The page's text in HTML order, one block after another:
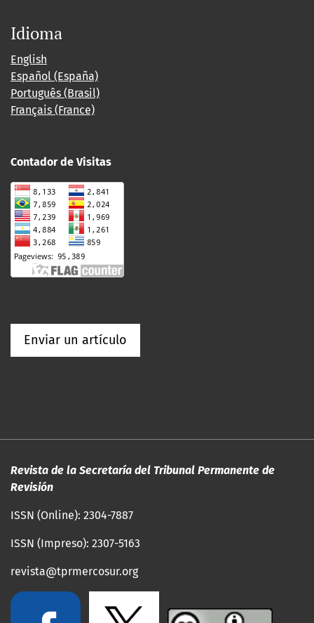
Idioma
English
Español (España)
Português (Brasil)
Français (France)
Contador de Visitas
Enviar un artículo
Revista de la Secretaría del Tribunal Permanente de
Revisión
ISSN (Online): 2304-7887
ISSN (Impreso): 2307-5163
revista@tprmercosur.org